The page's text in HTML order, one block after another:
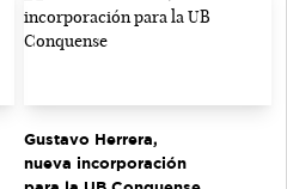
Gustavo Herrera,
nueva incorporación